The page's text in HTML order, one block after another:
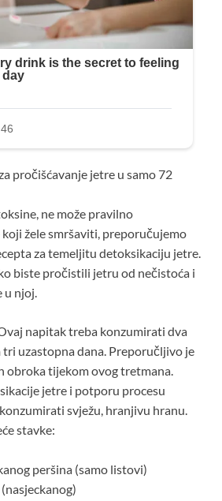
pročišćavanje jetre u samo 72
ne može pravilno
žele smršaviti, preporučujemo
za temeljitu detoksikaciju jetre.
biste pročistili jetru od nečistoća i
u njoj.
napitak treba konzumirati dva
uzastopna dana. Preporučljivo je
obroka tijekom ovog tretmana.
jetre i potporu procesu
svježu, hranjivu hranu.
stavke:
peršina (samo listovi)